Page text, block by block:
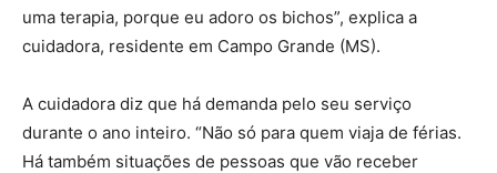
uma terapia, porque eu adoro os bichos”, explica a
cuidadora, residente em Campo Grande (MS).
A cuidadora diz que há demanda pelo seu serviço
durante o ano inteiro. “Não só para quem viaja de férias.
Há também situações de pessoas que vão receber